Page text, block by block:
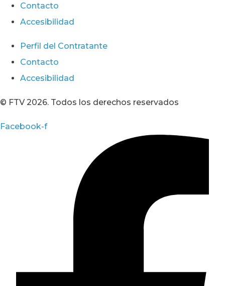
Contacto
Accesibilidad
Perfil del Contratante
Contacto
Accesibilidad
© FTV 2026. Todos los derechos reservados
Facebook-f